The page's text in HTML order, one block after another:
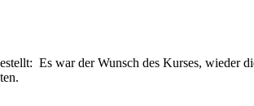
Es war der Wunsch des Kurses, wieder